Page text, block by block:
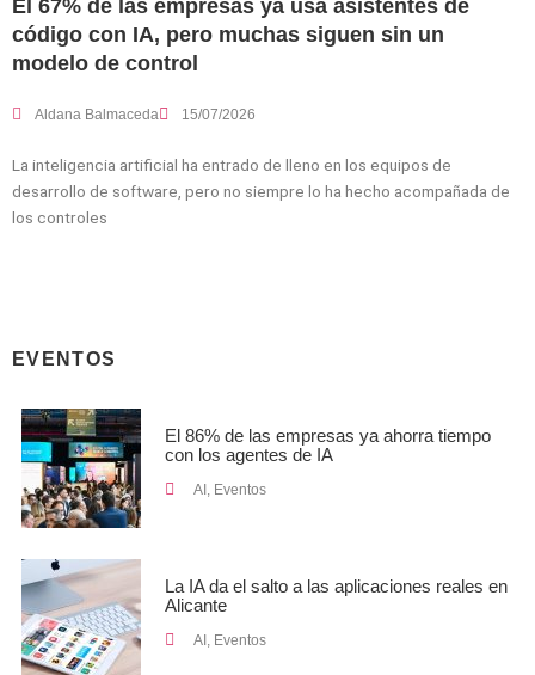
El 67% de las empresas ya usa asistentes de
código con IA, pero muchas siguen sin un
modelo de control
Aldana Balmaceda 15/07/2026
La inteligencia artificial ha entrado de lleno en los equipos de
desarrollo de software, pero no siempre lo ha hecho acompañada de
los controles
EVENTOS
El 86% de las empresas ya ahorra tiempo
con los agentes de IA
AI, Eventos
La IA da el salto a las aplicaciones reales en
Alicante
AI Eventos